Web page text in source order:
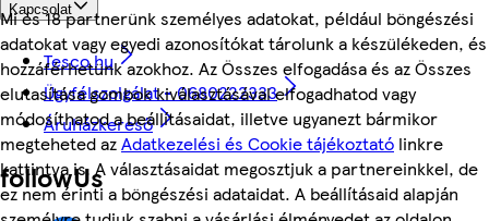
Mi és 18 partnerünk személyes adatokat, például böngészési
adatokat vagy egyedi azonosítókat tárolunk a készülékeden, és
hozzáférhetünk azokhoz. Az Összes elfogadása és az Összes
elutasítása gombok kiválasztásával elfogadhatod vagy
módosíthatod a beállításaidat, illetve ugyanezt bármikor
megteheted azAdatkezelési és Cookie tájékoztató linkre
kattintva is. A választásaidat megosztjuk a partnereinkkel, de
ez nem érinti a böngészési adataidat. A beállításaid alapján
Kapcsolat
Tesco.hu
Ügyfélszolgálat - 0680222333
Áruházkereső
followUs